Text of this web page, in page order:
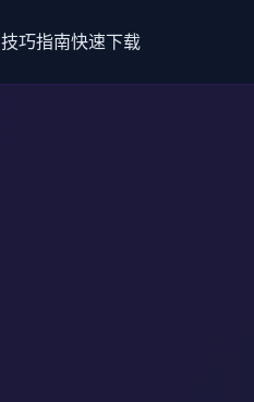
技巧指南快速下载